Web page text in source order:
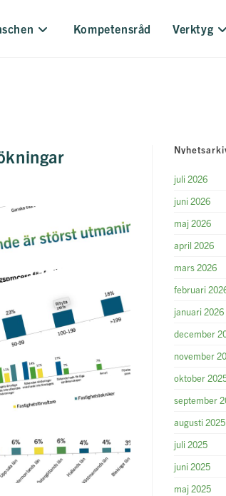
Kompetensråd Verktyg
juli 2026
juni 2026
maj 2026
april 2026
mars 2026
februari
januari 2026
december
november
oktober
september
augusti 2025
juli 2025
juni 2025
maj 2025